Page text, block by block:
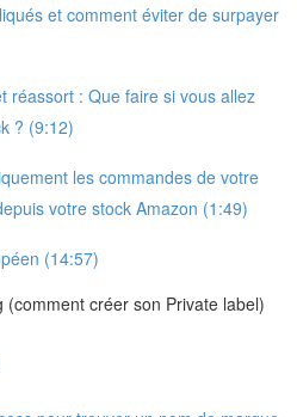
et comment éviter de surpayer
réassort : Que faire si vous allez
? (9:12)
les commandes de votre
votre stock Amazon (1:49)
(14:57)
créer son Private label)